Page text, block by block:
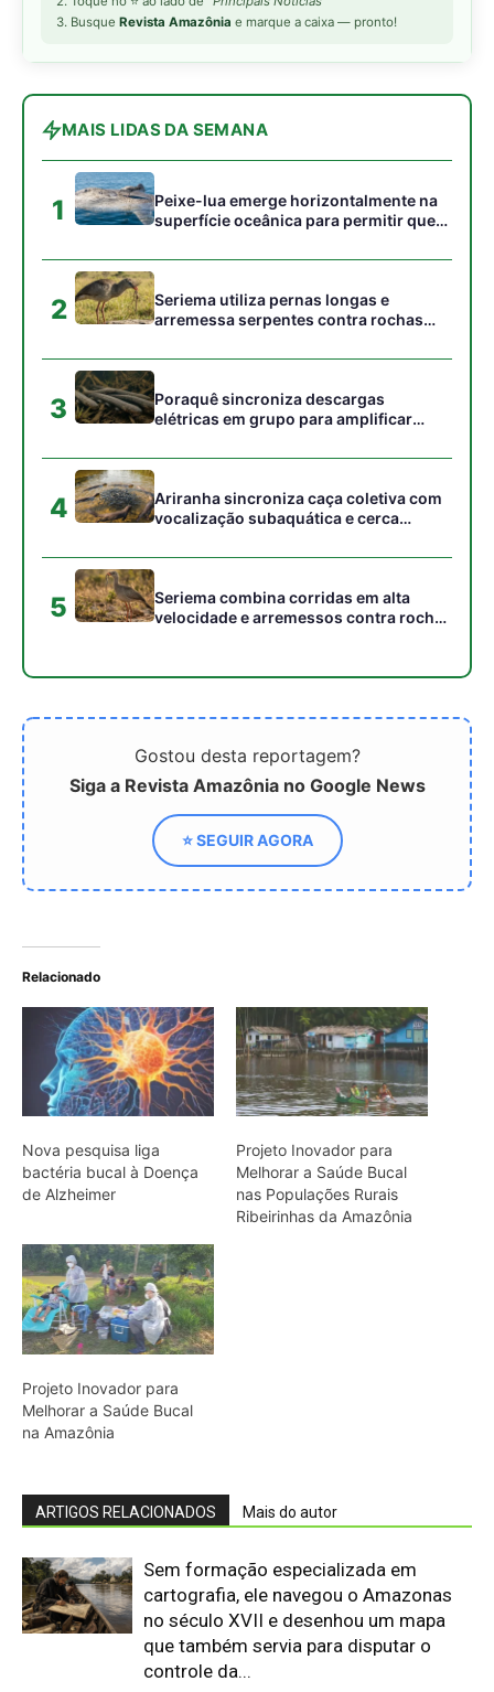
peixes maiores na Amazônia
4
Ariranha sincroniza caça coletiva com
vocalização subaquática e cerca
Seriema combina corridas em alta
velocidade e arremessos contra rochas
no cerrado
Gostou desta reportagem?
Siga a Revista Amazônia no Google News
Relacionado
Nova pesquisa liga
bactéria bucal à Doença
de Alzheimer
Projeto Inovador para
Melhorar a Saúde Bucal
nas Populações Rurais
Ribeirinhas da Amazônia
Projeto Inovador para
Melhorar a Saúde Bucal
na Amazônia
ARTIGOS RELACIONADOS Mais do autor
Sem formação especializada em
no século XVII e desenhou um mapa
que também servia para disputar o
controle da...
para inovar em alimentos
Amazônia criou um dicionário capaz de
guardar peixes, estrelas, rituais e uma
Ele registrou narrativas no extremo
norte da Amazônia que chegariam às
páginas de Macunaíma e morreu de
malária ao retornar para uma nova